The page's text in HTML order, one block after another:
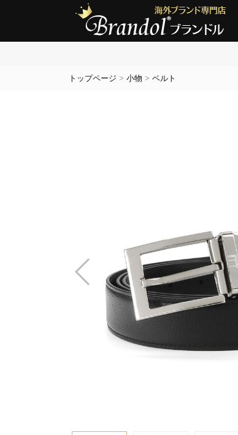
トップページ > 小物 > ベルト